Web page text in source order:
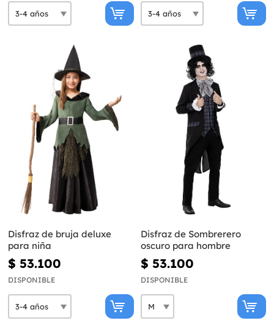
Disfraz de bruja deluxe
para niña
$ 53.100
DISPONIBLE
Disfraz de Sombrerero
oscuro para hombre
$ 53.100
DISPONIBLE